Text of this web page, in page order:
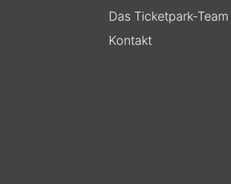
Das Ticketpark-Team
Kontakt